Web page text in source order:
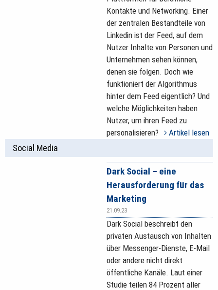
Kontakte und Networking. Einer
der zentralen Bestandteile von
Linkedin ist der Feed, auf dem
Nutzer Inhalte von Personen und
Unternehmen sehen können,
denen sie folgen. Doch wie
funktioniert der Algorithmus
hinter dem Feed eigentlich? Und
welche Möglichkeiten haben
Nutzer, um ihren Feed zu
personalisieren?
Artikel lesen
Social Media
Dark Social – eine
Herausforderung für das
Marketing
21.09.23
Dark Social beschreibt den
privaten Austausch von Inhalten
über Messenger-Dienste, E-Mail
oder andere nicht direkt
öffentliche Kanäle. Laut einer
Studie teilen 84 Prozent aller